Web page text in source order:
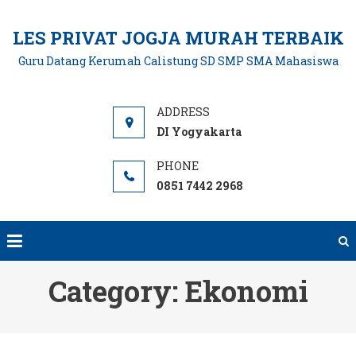
content
LES PRIVAT JOGJA MURAH TERBAIK
Guru Datang Kerumah Calistung SD SMP SMA Mahasiswa
DI Yogyakarta
0851 7442 2968
Category: Ekonomi